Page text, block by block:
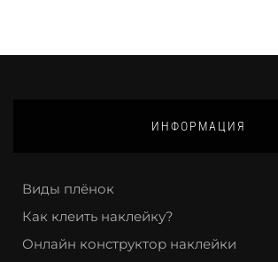
ИНФОРМАЦИЯ
Виды плёнок
Как клеить наклейку?
Онлайн конструктор наклейки